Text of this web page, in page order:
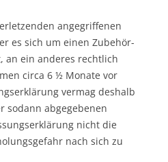
angegriffenen
es sich um einen Zubehör-
an ein anderes rechtlich
circa 6 ½ Monate vor
vermag deshalb
sodann abgegebenen
nicht die
nach sich zu